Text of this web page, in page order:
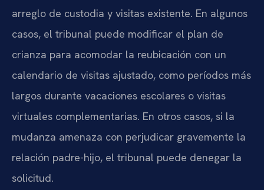
arreglo de custodia y visitas existente. En algunos
casos, el tribunal puede modificar el plan de
crianza para acomodar la reubicación con un
calendario de visitas ajustado, como períodos más
largos durante vacaciones escolares o visitas
virtuales complementarias. En otros casos, si la
mudanza amenaza con perjudicar gravemente la
relación padre-hijo, el tribunal puede denegar la
solicitud.